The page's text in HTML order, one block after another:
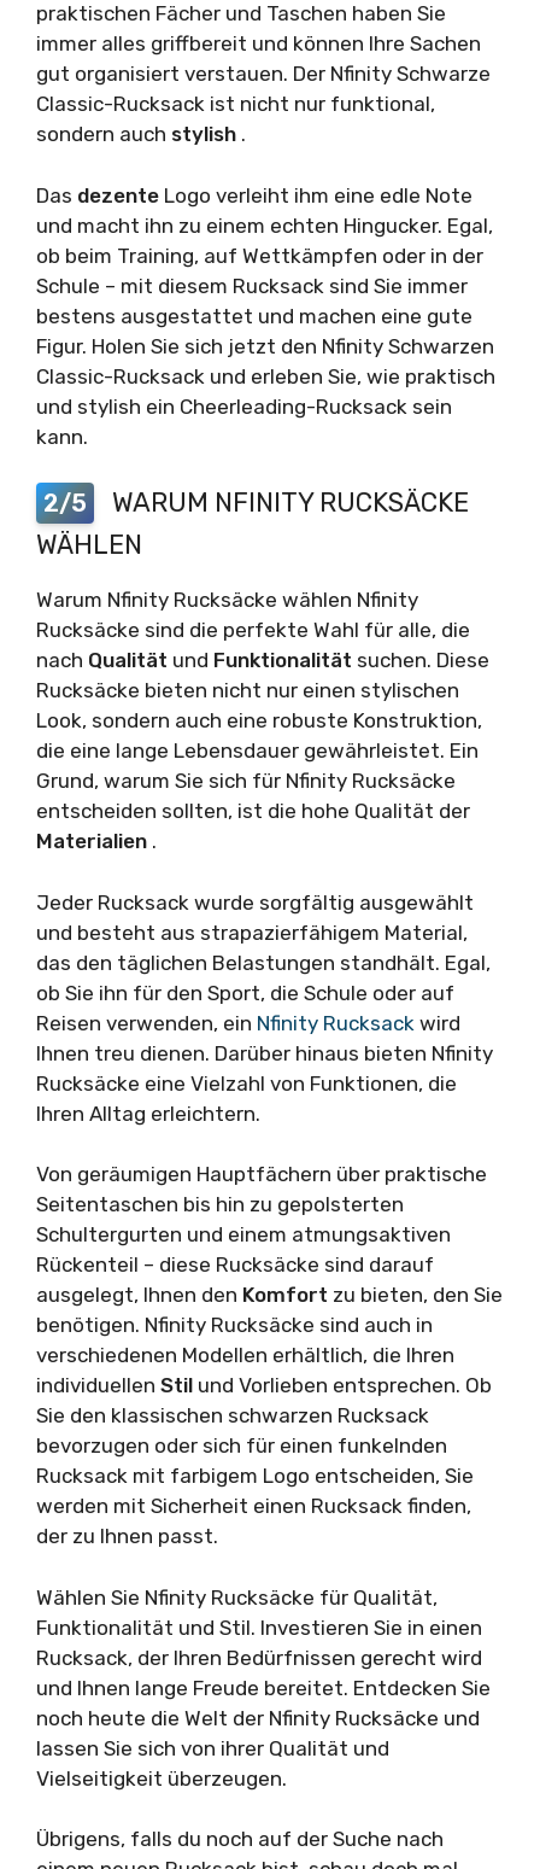
praktischen Fächer und Taschen haben Sie
immer alles griffbereit und können Ihre Sachen
gut organisiert verstauen. Der Nfinity Schwarze
Classic-Rucksack ist nicht nur funktional,
sondern auch stylish .
Das dezente Logo verleiht ihm eine edle Note
und macht ihn zu einem echten Hingucker. Egal,
ob beim Training, auf Wettkämpfen oder in der
Schule – mit diesem Rucksack sind Sie immer
bestens ausgestattet und machen eine gute
Figur. Holen Sie sich jetzt den Nfinity Schwarzen
Classic-Rucksack und erleben Sie, wie praktisch
und stylish ein Cheerleading-Rucksack sein
kann.
2/5
WARUM NFINITY RUCKSÄCKE
WÄHLEN
Warum Nfinity Rucksäcke wählen Nfinity
Rucksäcke sind die perfekte Wahl für alle, die
nach Qualität und Funktionalität suchen. Diese
Rucksäcke bieten nicht nur einen stylischen
Look, sondern auch eine robuste Konstruktion,
die eine lange Lebensdauer gewährleistet. Ein
Grund, warum Sie sich für Nfinity Rucksäcke
entscheiden sollten, ist die hohe Qualität der
Materialien .
Jeder Rucksack wurde sorgfältig ausgewählt
und besteht aus strapazierfähigem Material,
das den täglichen Belastungen standhält. Egal,
ob Sie ihn für den Sport, die Schule oder auf
Reisen verwenden, ein Nfinity Rucksack wird
Ihnen treu dienen. Darüber hinaus bieten Nfinity
Rucksäcke eine Vielzahl von Funktionen, die
Ihren Alltag erleichtern.
Von geräumigen Hauptfächern über praktische
Seitentaschen bis hin zu gepolsterten
Schultergurten und einem atmungsaktiven
Rückenteil – diese Rucksäcke sind darauf
ausgelegt, Ihnen den Komfort zu bieten, den Sie
benötigen. Nfinity Rucksäcke sind auch in
verschiedenen Modellen erhältlich, die Ihren
individuellen Stil und Vorlieben entsprechen. Ob
Sie den klassischen schwarzen Rucksack
bevorzugen oder sich für einen funkelnden
Rucksack mit farbigem Logo entscheiden, Sie
werden mit Sicherheit einen Rucksack finden,
der zu Ihnen passt.
Wählen Sie Nfinity Rucksäcke für Qualität,
Funktionalität und Stil. Investieren Sie in einen
Rucksack, der Ihren Bedürfnissen gerecht wird
und Ihnen lange Freude bereitet. Entdecken Sie
noch heute die Welt der Nfinity Rucksäcke und
lassen Sie sich von ihrer Qualität und
Vielseitigkeit überzeugen.
Übrigens, falls du noch auf der Suche nach